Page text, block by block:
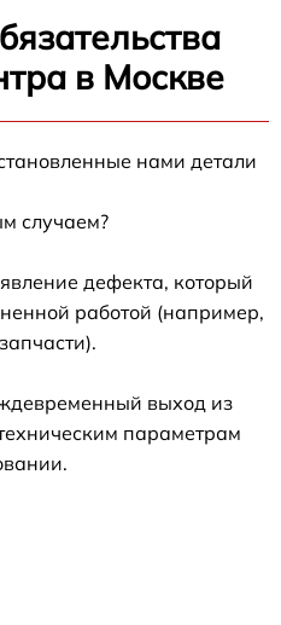
в Москве
нами детали
случаем?
дефекта, который
работой (например,
выход из
параметрам